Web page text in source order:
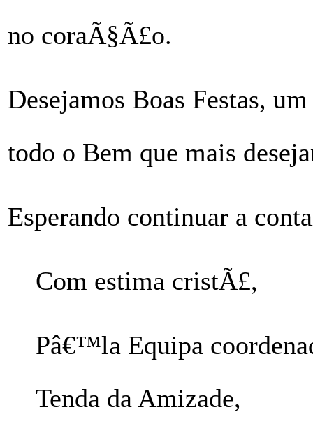
no coraÃ§Ã£o.
Desejamos Boas Festas,
todo o Bem que mais
Esperando continuar a
Com estima cristÃ£,
Pâ€™la Equipa
Tenda da Amizade,